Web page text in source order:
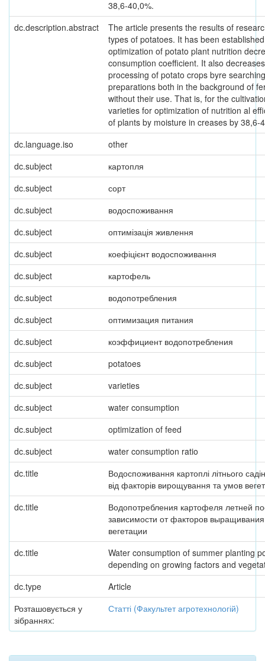
38,6-40,0%.
dc.description.abstract
The article presents the results of
types of potatoes. It has been
optimization of potato plant nutrition
consumption coefficient. It also
processing of potato crops byre
preparations both in the background of
without their use. That is, for the
varieties for optimization of nutrition al
of plants by moisture in creases by 38,6-
dc.language.iso
other
dc.subject
картопля
dc.subject
сорт
dc.subject
водоспоживання
dc.subject
оптимізація живлення
dc.subject
коефіцієнт водоспоживання
dc.subject
картофель
dc.subject
водопотребления
dc.subject
оптимизация питания
dc.subject
коэффициент водопотребления
dc.subject
potatoes
dc.subject
varieties
dc.subject
water consumption
dc.subject
optimization of feed
dc.subject
water consumption ratio
dc.title
Водоспоживання картоплі літнього
від факторів вирощування та умов
dc.title
Водопотребления картофеля летней
зависимости от факторов
вегетации
dc.title
Water consumption of summer planting
depending on growing factors and
dc.type
Article
Розташовується у
зібраннях:
Статті (Факультет агротехнологій)